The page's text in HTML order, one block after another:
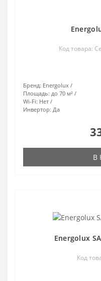
Код товара:
Бренд: Energolux
Площадь: до 70 м²
Wi-Fi: Нет
Инвертор: Да
В
Energolux
Код